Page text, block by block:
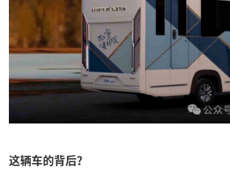
这辆车的背后？